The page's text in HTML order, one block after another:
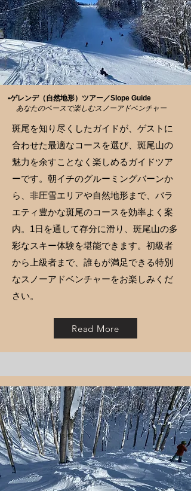
▪️ゲレンデ（自然地形）ツアー／Slope Guide
あなたのペースで楽しむスノーアドベンチャー
斑尾を知り尽くしたガイドが、ゲストに
合わせた最適なコースを選び、斑尾山の
魅力を余すことなく楽しめるガイドツア
ーです。朝イチのグルーミングバーンか
ら、非圧雪エリアや自然地形まで、バラ
エティ豊かな斑尾のコースを効率よく案
内。1日を通して存分に滑り、斑尾山の多
彩なスキー体験を堪能できます。初級者
から上級者まで、誰もが満足できる特別
なスノーアドベンチャーをお楽しみくだ
さい。
Read More